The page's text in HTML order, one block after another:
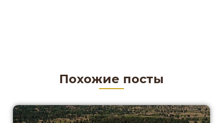
Похожие посты